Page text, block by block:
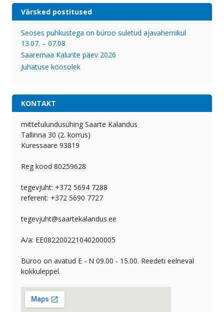
Värsked postitused
Seoses puhkustega on büroo suletud ajavahemikul
13.07. – 07.08
Saaremaa Kalurite päev 2026
Juhatuse koosolek
KONTAKT
mittetulundusühing Saarte Kalandus
Tallinna 30 (2. korrus)
Kuressaare 93819
Reg kood 80259628
tegevjuht: +372 5694 7288
referent: +372 5690 7727
tegevjuht@saartekalandus.ee
A/a: EE082200221040200005
Büroo on avatud E - N 09.00 - 15.00. Reedeti eelneval
kokkuleppel.